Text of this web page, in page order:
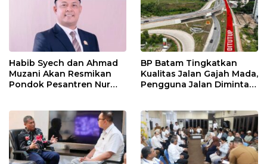
Habib Syech dan Ahmad
Muzani Akan Resmikan
Pondok Pesantren Nur
BP Batam Tingkatkan
Kualitas Jalan Gajah Mada,
Pengguna Jalan Diminta